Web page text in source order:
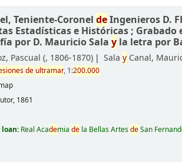
Teniente-CoroneldeIngenieros D.
Estadísticas e Históricas ;
por D. Mauricio Salay la letra por
Pascual (, 1806-1870) Salay Canal,
de ultramar, 1:200.000
1861
Real Academiade la Bellas ArtesdeSan